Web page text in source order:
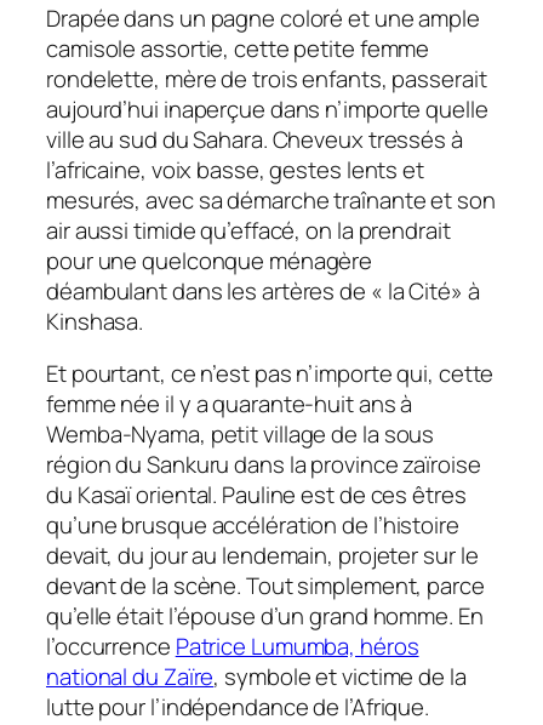
Drapée dans un pagne coloré et une ample
camisole assortie, cette petite femme
rondelette, mère de trois enfants, passerait
aujourd’hui inaperçue dans n’importe quelle
ville au sud du Sahara. Cheveux tressés à
l’africaine, voix basse, gestes lents et
mesurés, avec sa démarche traînante et son
air aussi timide qu’effacé, on la prendrait
pour une quelconque ménagère
déambulant dans les artères de « la Cité» à
Kinshasa.
Et pourtant, ce n’est pas n’importe qui, cette
femme née il y a quarante-huit ans à
Wemba-Nyama, petit village de la sous
région du Sankuru dans la province zaïroise
du Kasaï oriental. Pauline est de ces êtres
qu’une brusque accélération de l’histoire
devait, du jour au lendemain, projeter sur le
devant de la scène. Tout simplement, parce
qu’elle était l’épouse d’un grand homme. En
l’occurrence Patrice Lumumba, héros
national du Zaïre, symbole et victime de la
lutte pour l’indépendance de l’Afrique.